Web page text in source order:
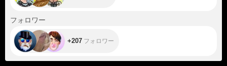
フォロワー
+207 フォロワー